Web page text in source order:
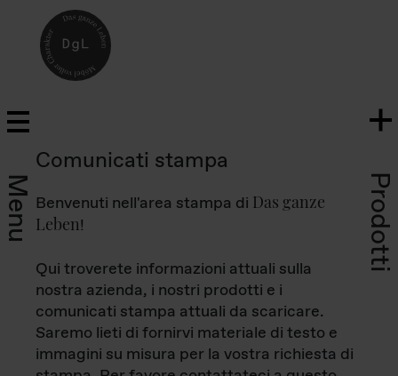
Menu Prodotti
Comunicati stampa
Benvenuti nell'area stampa di Das ganze
Leben!
Qui troverete informazioni attuali sulla
nostra azienda, i nostri prodotti e i
comunicati stampa attuali da scaricare.
Saremo lieti di fornirvi materiale di testo e
immagini su misura per la vostra richiesta di